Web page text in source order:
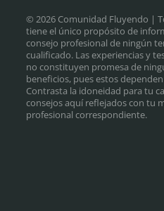
© 2026 Comunidad Fluyendo |
tiene el único propósito de
consejo profesional de ningún
cualificado. Las experiencias y
no constituyen promesa de
beneficios, pues estos
Contrasta la idoneidad para tu
consejos aquí reflejados con tu
profesional correspondiente.